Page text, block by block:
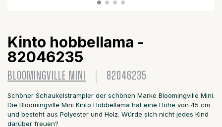
Kinto hobbellama -
82046235
BLOOMINGVILLE MINI 82046235
Schöner Schaukelstrampler der schönen Marke Bloomingville Mini.
Die Bloomingville Mini Kinto Hobbellama hat eine Höhe von 45 cm
und besteht aus Polyester und Holz. Würde sich nicht jedes Kind
darüber freuen?